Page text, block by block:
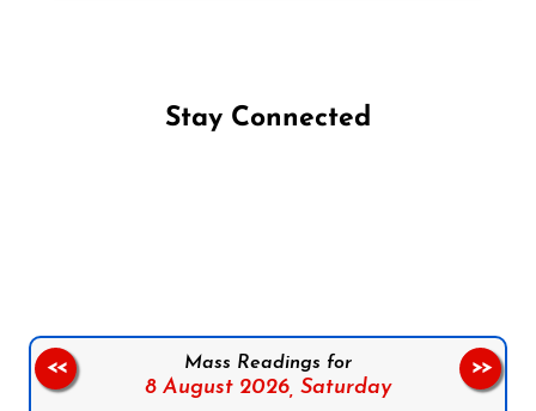
Stay Connected
Mass Readings for
8 August 2026, Saturday
<< >>